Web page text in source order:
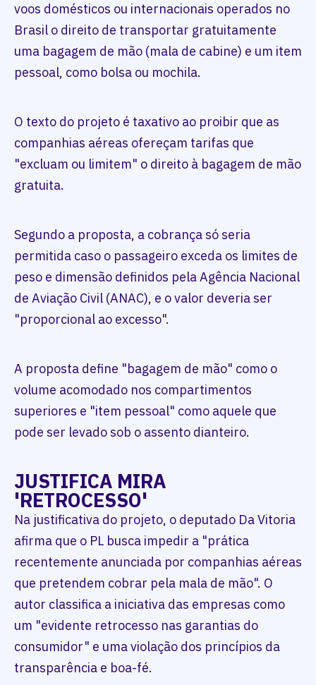
voos domésticos ou internacionais operados no
Brasil o direito de transportar gratuitamente
uma bagagem de mão (mala de cabine) e um item
pessoal, como bolsa ou mochila.
O texto do projeto é taxativo ao proibir que as
companhias aéreas ofereçam tarifas que
"excluam ou limitem" o direito à bagagem de mão
gratuita.
Segundo a proposta, a cobrança só seria
permitida caso o passageiro exceda os limites de
peso e dimensão definidos pela Agência Nacional
de Aviação Civil (ANAC), e o valor deveria ser
"proporcional ao excesso".
A proposta define "bagagem de mão" como o
volume acomodado nos compartimentos
superiores e "item pessoal" como aquele que
pode ser levado sob o assento dianteiro.
JUSTIFICA MIRA
'RETROCESSO'
Na justificativa do projeto, o deputado Da Vitoria
afirma que o PL busca impedir a "prática
recentemente anunciada por companhias aéreas
que pretendem cobrar pela mala de mão". O
autor classifica a iniciativa das empresas como
um "evidente retrocesso nas garantias do
consumidor" e uma violação dos princípios da
transparência e boa-fé.